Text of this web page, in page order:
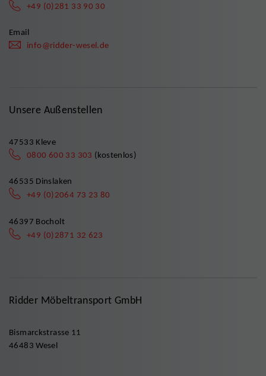
+49 (0)281 33 90 30
Email
info@ridder-wesel.de
Unsere Außenstellen
47533 Kleve
0800 600 33 303 (kostenlos)
46535 Dinslaken
+49 (0)2064 73 23 80
46397 Bocholt
+49 (0)2871 32 623
Ridder Möbeltransport GmbH
Bismarckstrasse 11
46483 Wesel